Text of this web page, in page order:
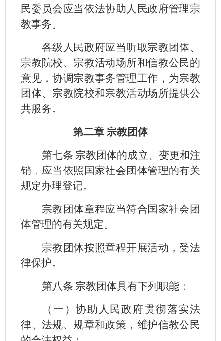
民委员会应当依法协助人民政府管理宗
教事务。
各级人民政府应当听取宗教团体、
宗教院校、宗教活动场所和信教公民的
意见，协调宗教事务管理工作，为宗教
团体、宗教院校和宗教活动场所提供公
共服务。
第二章 宗教团体
第七条 宗教团体的成立、变更和注
销，应当依照国家社会团体管理的有关
规定办理登记。
宗教团体章程应当符合国家社会团
体管理的有关规定。
宗教团体按照章程开展活动，受法
律保护。
第八条 宗教团体具有下列职能：
（一）协助人民政府贯彻落实法
律、法规、规章和政策，维护信教公民